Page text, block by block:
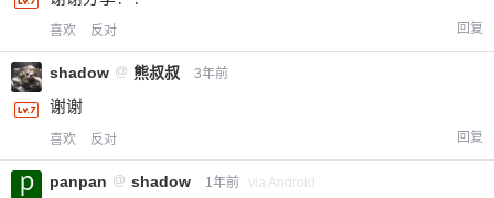
喜欢 反对 回复
shadow @ 熊叔叔 3年前
谢谢
喜欢 反对 回复
panpan @ shadow 1年前 via Android